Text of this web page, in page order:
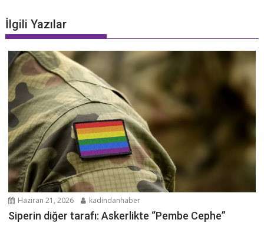
İlgili Yazılar
Haziran 21, 2026 kadindanhaber
Siperin diğer tarafı: Askerlikte “Pembe Cephe”